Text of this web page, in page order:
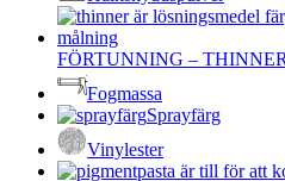
FÖRTUNNING – THINNER
Fogmassa
Sprayfärg
Vinylester